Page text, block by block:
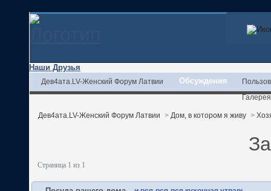
Наши Друзья
Дев4ата.LV-Женский Форум Латвии Обсуждения
Галерея
Дев4ата.LV-Женский Форум Латвии > Дом, в котором я живу >
Страница 1 из 1